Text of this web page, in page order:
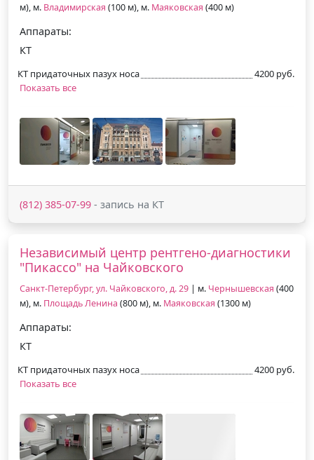
м), м. Владимирская (100 м), м. Маяковская (400 м)
Аппараты:
КТ
КТ придаточных пазух носа
4200 руб.
Показать все
(812) 385-07-99 - запись на КТ
Независимый центр рентгено-диагностики
"Пикассо" на Чайковского
Санкт-Петербург, ул. Чайковского, д. 29 | м. Чернышевская (400
м), м. Площадь Ленина (800 м), м. Маяковская (1300 м)
Аппараты:
КТ
КТ придаточных пазух носа
4200 руб.
Показать все